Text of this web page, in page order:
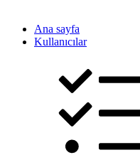
Ana sayfa
Kullanıcılar